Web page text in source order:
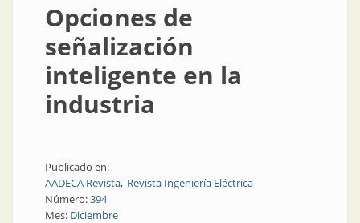
Opciones de
señalización
inteligente en la
industria
Publicado en:
AADECA Revista Revista Ingeniería Eléctrica
Número:394
Mes: Diciembre